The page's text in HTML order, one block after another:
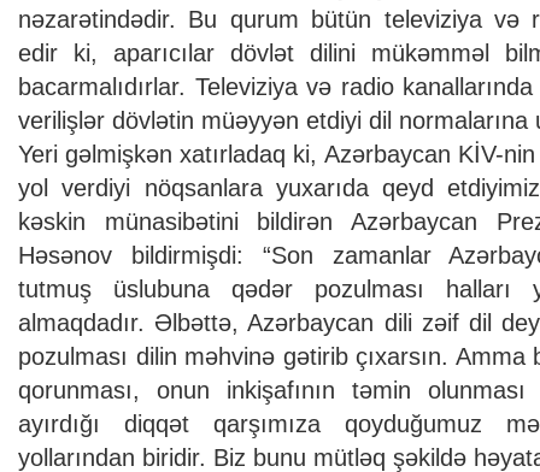
nəzarətindədir. Bu qurum bütün televiziya və
edir ki, aparıcılar dövlət dilini mükəmməl
bacarmalıdırlar. Televiziya və radio
verilişlər dövlətin müəyyən etdiyi dil normalarına
Yeri gəlmişkən xatırladaq ki, Azərbaycan KİV-
yol verdiyi nöqsanlara yuxarıda qeyd etdiyimiz
kəskin münasibətini bildirən Azərbaycan
Həsənov bildirmişdi: “Son zamanlar
tutmuş üslubuna qədər pozulması halları
almaqdadır. Əlbəttə, Azərbaycan dili zəif dil
pozulması dilin məhvinə gətirib çıxarsın. Amma
qorunması, onun inkişafının təmin
ayırdığı diqqət qarşımıza qoyduğumuz
yollarından biridir. Biz bunu mütləq şəkildə